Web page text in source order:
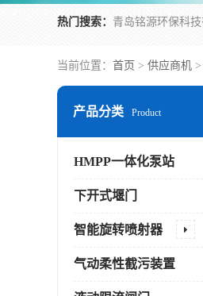
热门搜索：
当前位置： 首页 > 供应商机 >
产品分类 Product
HMPP一体化泵站
下开式堰门
智能旋转喷射器
气动柔性截污装置